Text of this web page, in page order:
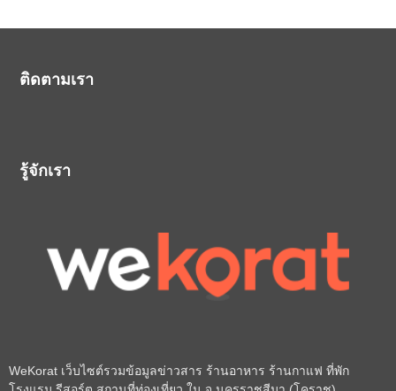
ติดตามเรา
รู้จักเรา
WeKorat เว็บไซต์รวมข้อมูลข่าวสาร ร้านอาหาร ร้านกาแฟ ที่พัก